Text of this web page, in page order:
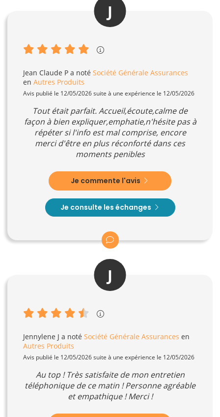
J
Jean Claude P a noté Société Générale Assurances
en Autres Produits
Avis publié le 12/05/2026 suite à une expérience le 12/05/2026
Tout était parfait. Accueil,écoute,calme de
façon à bien expliquer,emphatie,n'hésite pas à
répéter si l'info est mal comprise, encore
merci d'être en plus réconforté dans ces
moments penibles
Je commente l'avis
Je consulte les échanges
J
Jennylene J a noté Société Générale Assurances en
Autres Produits
Avis publié le 12/05/2026 suite à une expérience le 12/05/2026
Au top ! Très satisfaite de mon entretien
téléphonique de ce matin ! Personne agréable
et empathique ! Merci !